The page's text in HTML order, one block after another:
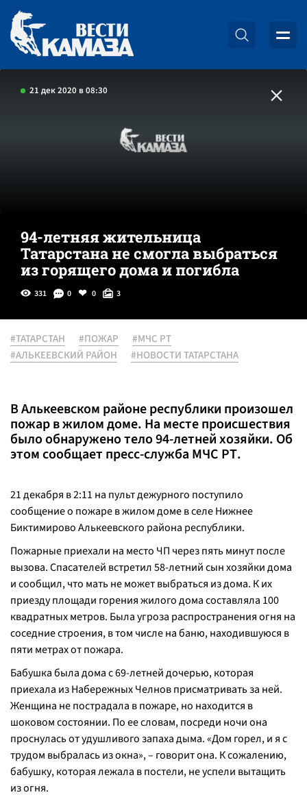
21 дек 2020 в 08:30
94-летняя жительница
Татарстана не смогла выбраться
из горящего дома и погибла
331 0 0 3
#ТАТАРСТАН #ПОЖАР
#МЧС РТ
#АЛЬКЕЕВСКИЙ РАЙОН
#НОВОСТИ ТАТАРСТАНА
В Алькеевском районе республики произошел
пожар в жилом доме. На месте происшествия
было обнаружено тело 94-летней хозяйки. Об
этом сообщает пресс-служба МЧС РТ.
21 декабря в 2:11 на пульт дежурного поступило
сообщение о пожаре в жилом доме в селе Нижнее
Биктимирово Алькеевского района республики.
Пожарные приехали на место ЧП через пять минут после
вызова. Спасателей встретил 58-летний сын хозяйки дома
и сообщил, что мать не может выбраться из дома. К их
приезду площади горения жилого дома составляла 100
квадратных метров. Была угроза распространения огня на
соседние строения, в том числе на баню, находившуюся в
пяти метрах от пожара.
Бабушка была дома с 69-летней дочерью, которая
приехала из Набережных Челнов присматривать за ней.
Женщина не пострадала в пожаре, но находится в
шоковом состоянии. По ее словам, посреди ночи она
проснулась от удушливого запаха дыма. «Дом горел, и я с
трудом выбралась из окна», – говорит она. К сожалению,
бабушку, которая лежала в постели, не успели вытащить
из огня.